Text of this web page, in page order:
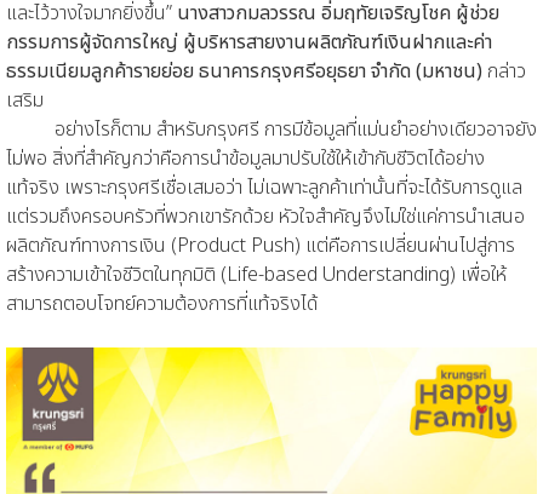
และไว้วางใจมากยิ่งขึ้น” นางสาวกมลวรรณ อิ่มฤทัยเจริญโชค ผู้ช่วย
กรรมการผู้จัดการใหญ่ ผู้บริหารสายงานผลิตภัณฑ์เงินฝากและค่า
ธรรมเนียมลูกค้ารายย่อย ธนาคารกรุงศรีอยุธยา จำกัด (มหาชน) กล่าว
เสริม
อย่างไรก็ตาม สำหรับกรุงศรี การมีข้อมูลที่แม่นยำอย่างเดียวอาจยัง
ไม่พอ สิ่งที่สำคัญกว่าคือการนำข้อมูลมาปรับใช้ให้เข้ากับชีวิตได้อย่าง
แท้จริง เพราะกรุงศรีเชื่อเสมอว่า ไม่เฉพาะลูกค้าเท่านั้นที่จะได้รับการดูแล
แต่รวมถึงครอบครัวที่พวกเขารักด้วย หัวใจสำคัญจึงไม่ใช่แค่การนำเสนอ
ผลิตภัณฑ์ทางการเงิน (Product Push) แต่คือการเปลี่ยนผ่านไปสู่การ
สร้างความเข้าใจชีวิตในทุกมิติ (Life-based Understanding) เพื่อให้
สามารถตอบโจทย์ความต้องการที่แท้จริงได้